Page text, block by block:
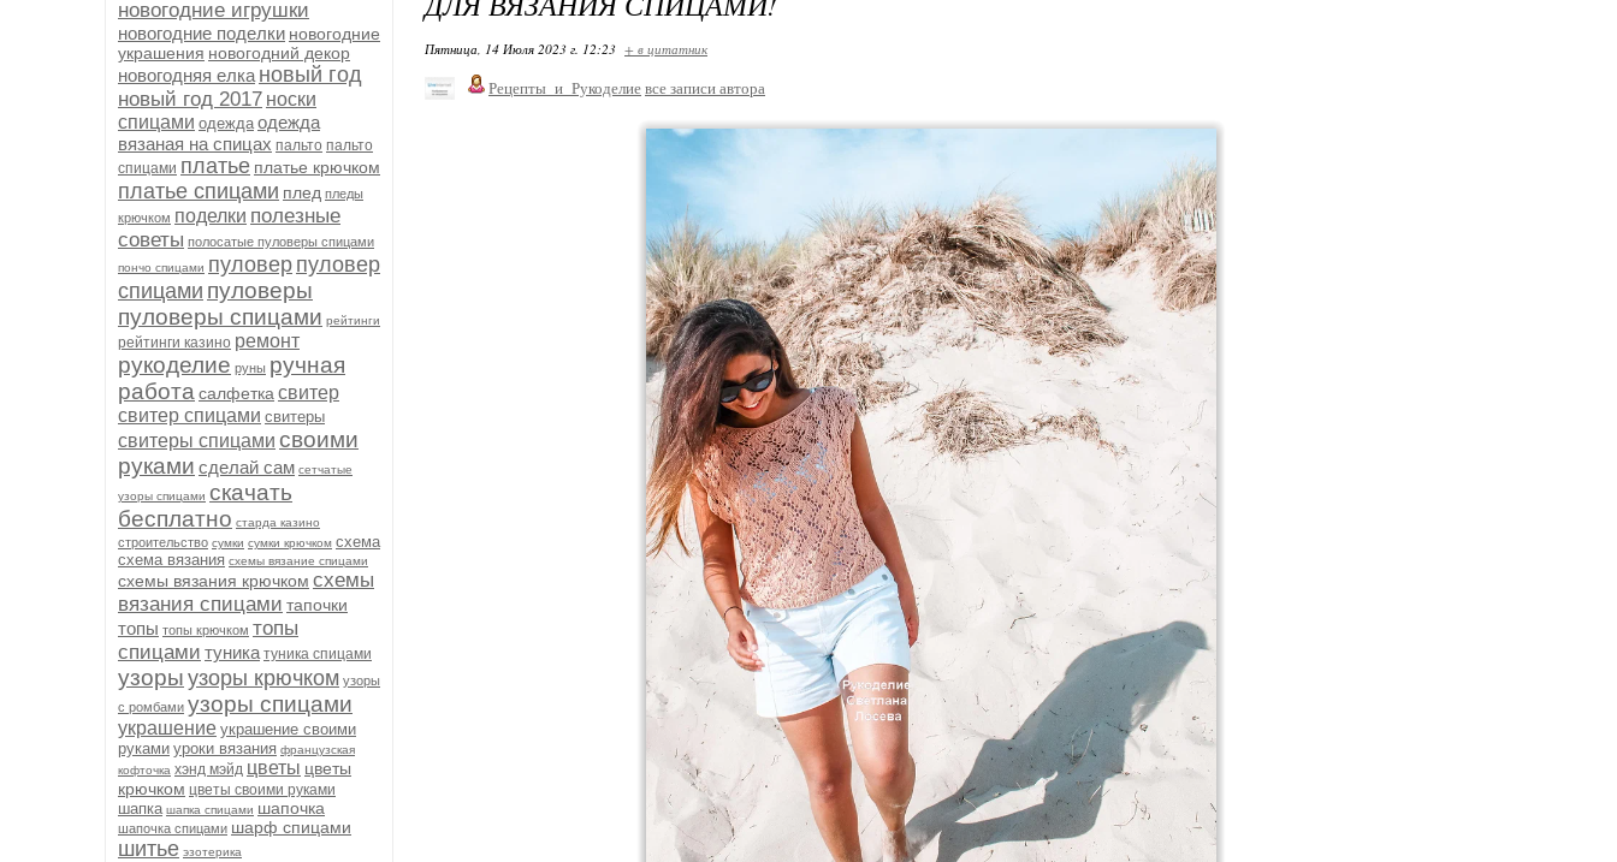
новогодние игрушки
новогодние поделки новогодние
украшения новогодний декор
новогодняя елка новый год
новый год 2017 носки
спицами одежда одежда
вязаная на спицах пальто пальто
спицами платье платье крючком
платье спицами плед пледы
крючком поделки полезные
советы полосатые пуловеры спицами
пончо спицами пуловер пуловер
спицами пуловеры
пуловеры спицами рейтинги
рейтинги казино ремонт
рукоделие руны ручная
работа салфетка свитер
свитер спицами свитеры
свитеры спицами своими
руками сделай сам сетчатые
узоры спицами скачать
бесплатно старда казино
строительство сумки сумки крючком схема
схема вязания схемы вязание спицами
схемы вязания крючком схемы
вязания спицами тапочки
топы топы крючком топы
спицами туника туника спицами
узоры узоры крючком узоры
с ромбами узоры спицами
украшение украшение своими
руками уроки вязания французская
кофточка хэнд мэйд цветы цветы
крючком цветы своими руками
шапка шапка спицами шапочка
шапочка спицами шарф спицами
шитье эзотерика
Пятница, 14 Июля 2023 г. 12:23 + в цитатник
Рецепты_и_Рукоделие все записи автора